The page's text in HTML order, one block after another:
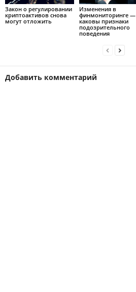
Закон о регулировании
криптоактивов снова
могут отложить
Изменения в
финмониторинге —
каковы признаки
подозрительного
поведения
Добавить комментарий